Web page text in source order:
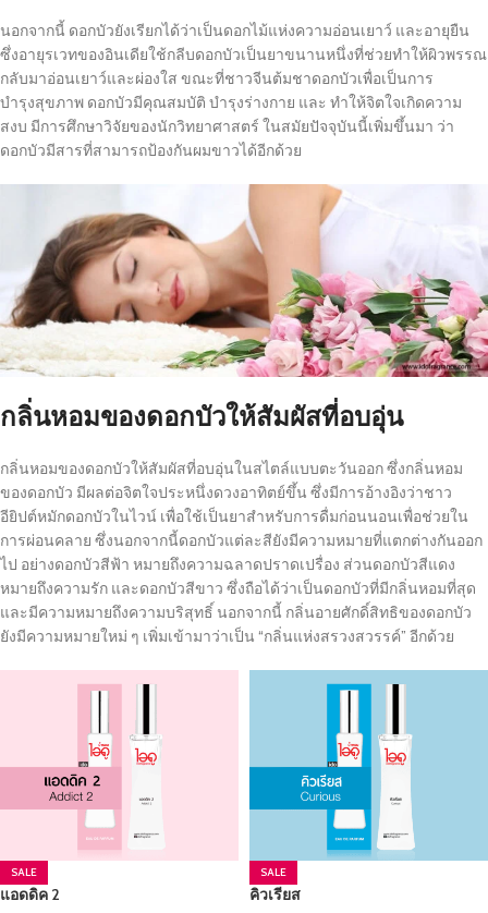
นอกจากนี้ ดอกบัวยังเรียกได้ว่าเป็นดอกไม้แห่งความอ่อนเยาว์ และอายุยืน
ซึ่งอายุรเวทของอินเดียใช้กลีบดอกบัวเป็นยาขนานหนึ่งที่ช่วยทำให้ผิวพรรณ
กลับมาอ่อนเยาว์และผ่องใส ขณะที่ชาวจีนต้มชาดอกบัวเพื่อเป็นการ
บำรุงสุขภาพ ดอกบัวมีคุณสมบัติ บำรุงร่างกาย และ ทำให้จิตใจเกิดความ
สงบ มีการศึกษาวิจัยของนักวิทยาศาสตร์ ในสมัยปัจจุบันนี้เพิ่มขึ้นมา ว่า
ดอกบัวมีสารที่สามารถป้องกันผมขาวได้อีกด้วย
กลิ่นหอมของดอกบัวให้สัมผัสที่อบอุ่น
กลิ่นหอมของดอกบัวให้สัมผัสที่อบอุ่นในสไตล์แบบตะวันออก ซึ่งกลิ่นหอม
ของดอกบัว มีผลต่อจิตใจประหนึ่งดวงอาทิตย์ขึ้น ซึ่งมีการอ้างอิงว่าชาว
อียิปต์หมักดอกบัวในไวน์ เพื่อใช้เป็นยาสำหรับการดื่มก่อนนอนเพื่อช่วยใน
การผ่อนคลาย ซึ่งนอกจากนี้ดอกบัวแต่ละสียังมีความหมายที่แตกต่างกันออก
ไป อย่างดอกบัวสีฟ้า หมายถึงความฉลาดปราดเปรื่อง ส่วนดอกบัวสีแดง
หมายถึงความรัก และดอกบัวสีขาว ซึ่งถือได้ว่าเป็นดอกบัวที่มีกลิ่นหอมที่สุด
และมีความหมายถึงความบริสุทธิ์ นอกจากนี้ กลิ่นอายศักดิ์สิทธิของดอกบัว
ยังมีความหมายใหม่ ๆ เพิ่มเข้ามาว่าเป็น “กลิ่นแห่งสรวงสวรรค์” อีกด้วย
SALE
แอดดิค 2
SALE
คิวเรียส